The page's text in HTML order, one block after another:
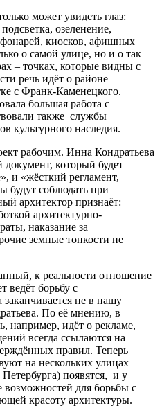
может увидеть глаз:
озеленение,
фонарей, киосков, афишных
о самой улице, но и о так
– точках, которые видны с
речь идёт о районе
с Франк-Каменецкого.
большая работа с
также службы
культурного наследия.
рабочим. Инна Кондратьева
документ, который будет
и «жёсткий регламент,
будут соблюдать при
архитектор признаёт:
архитектурно-
наказание за
земные тонкости не
к реальности отношение
ведёт борьбу с
заканчивается не в нашу
По её мнению, в
например, идёт о рекламе,
всегда ссылаются на
правил. Теперь
на нескольких улицах
появятся, и у
возможностей для борьбы с
красоту архитектуры.